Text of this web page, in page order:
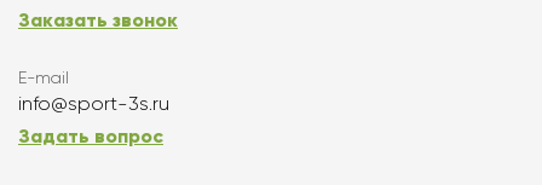
Заказать звонок
E-mail
info@sport-3s.ru
Задать вопрос